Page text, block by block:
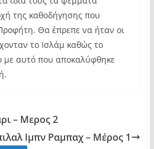
της καθοδήγησης που
Θα έπρεπε να ήταν οι
το Ισλάμ καθώς το
με αυτό που αποκαλύφθηκε
– Μερος 2
Ιμπν Ραμπαχ – Μέρος 1